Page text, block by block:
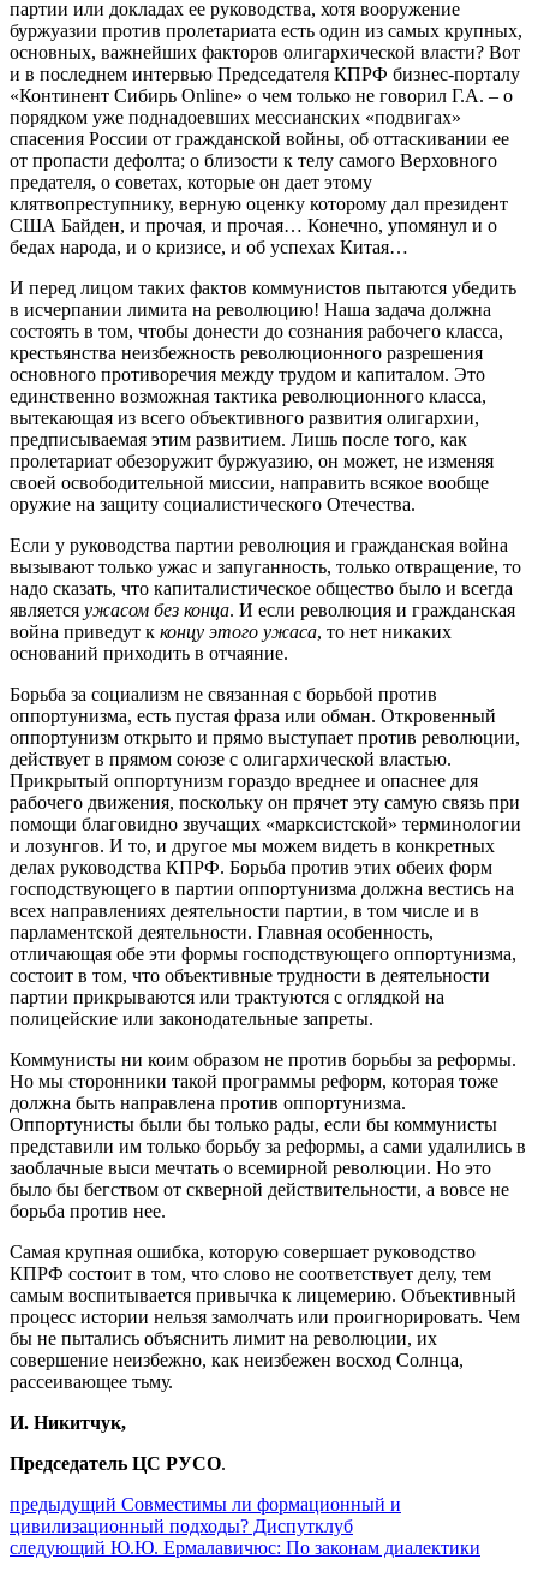
партии или докладах ее руководства, хотя вооружение
буржуазии против пролетариата есть один из самых крупных,
основных, важнейших факторов олигархической власти? Вот
и в последнем интервью Председателя КПРФ бизнес-порталу
«Континент Сибирь Online» о чем только не говорил Г.А. – о
порядком уже поднадоевших мессианских «подвигах»
спасения России от гражданской войны, об оттаскивании ее
от пропасти дефолта; о близости к телу самого Верховного
предателя, о советах, которые он дает этому
клятвопреступнику, верную оценку которому дал президент
США Байден, и прочая, и прочая… Конечно, упомянул и о
бедах народа, и о кризисе, и об успехах Китая…
И перед лицом таких фактов коммунистов пытаются убедить
в исчерпании лимита на революцию! Наша задача должна
состоять в том, чтобы донести до сознания рабочего класса,
крестьянства неизбежность революционного разрешения
основного противоречия между трудом и капиталом. Это
единственно возможная тактика революционного класса,
вытекающая из всего объективного развития олигархии,
предписываемая этим развитием. Лишь после того, как
пролетариат обезоружит буржуазию, он может, не изменяя
своей освободительной миссии, направить всякое вообще
оружие на защиту социалистического Отечества.
Если у руководства партии революция и гражданская война
вызывают только ужас и запуганность, только отвращение, то
надо сказать, что капиталистическое общество было и всегда
является ужасом без конца. И если революция и гражданская
война приведут к концу этого ужаса, то нет никаких
оснований приходить в отчаяние.
Борьба за социализм не связанная с борьбой против
оппортунизма, есть пустая фраза или обман. Откровенный
оппортунизм открыто и прямо выступает против революции,
действует в прямом союзе с олигархической властью.
Прикрытый оппортунизм гораздо вреднее и опаснее для
рабочего движения, поскольку он прячет эту самую связь при
помощи благовидно звучащих «марксистской» терминологии
и лозунгов. И то, и другое мы можем видеть в конкретных
делах руководства КПРФ. Борьба против этих обеих форм
господствующего в партии оппортунизма должна вестись на
всех направлениях деятельности партии, в том числе и в
парламентской деятельности. Главная особенность,
отличающая обе эти формы господствующего оппортунизма,
состоит в том, что объективные трудности в деятельности
партии прикрываются или трактуются с оглядкой на
полицейские или законодательные запреты.
Коммунисты ни коим образом не против борьбы за реформы.
Но мы сторонники такой программы реформ, которая тоже
должна быть направлена против оппортунизма.
Оппортунисты были бы только рады, если бы коммунисты
представили им только борьбу за реформы, а сами удалились в
заоблачные выси мечтать о всемирной революции. Но это
было бы бегством от скверной действительности, а вовсе не
борьба против нее.
Самая крупная ошибка, которую совершает руководство
КПРФ состоит в том, что слово не соответствует делу, тем
самым воспитывается привычка к лицемерию. Объективный
процесс истории нельзя замолчать или проигнорировать. Чем
бы не пытались объяснить лимит на революции, их
совершение неизбежно, как неизбежен восход Солнца,
рассеивающее тьму.
И. Никитчук,
Председатель ЦС РУСО.
Навигация
по
предыдущий Предыдущий
пост:
Совместимы ли формационный и
цивилизационный подходы? Диспутклуб
следующий Следующее
Ю.Ю. Ермалавичюс: По законам диалектики